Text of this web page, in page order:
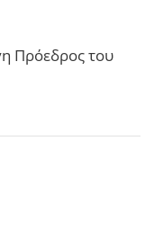
Πρόεδρος του